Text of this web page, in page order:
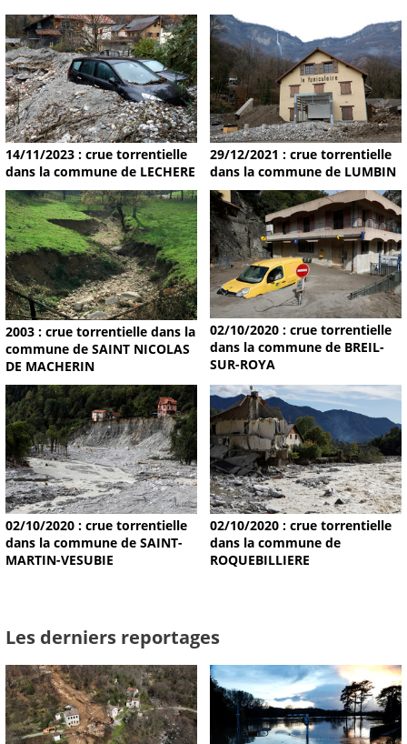
14/11/2023 : crue torrentielle
dans la commune de LECHERE
29/12/2021 : crue torrentielle
dans la commune de LUMBIN
2003 : crue torrentielle dans la
commune de SAINT NICOLAS
DE MACHERIN
02/10/2020 : crue torrentielle
dans la commune de BREIL-
SUR-ROYA
02/10/2020 : crue torrentielle
dans la commune de SAINT-
MARTIN-VESUBIE
02/10/2020 : crue torrentielle
dans la commune de
ROQUEBILLIERE
Les derniers reportages